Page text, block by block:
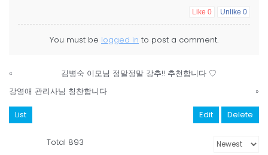
Like 0 Unlike 0
You must be logged in to post a comment.
«
김병숙 이모님 정말정말 강추!! 추천합니다 ♡
강영애 관리사님 칭찬합니다
»
List Edit Delete
Total 893